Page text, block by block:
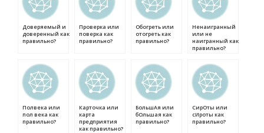
Доверяемый и
доверенный как
правильно?
Проверка или
поверка как
правильно?
Обогреть или
отогреть как
правильно?
Ненаигранный
или не
наигранный как
правильно?
Полвека или
пол века как
правильно?
Карточка или
карта
предприятия
как правильно?
БольшАя или
бОльшая как
правильно?
СирОты или
сИроты как
правильно?